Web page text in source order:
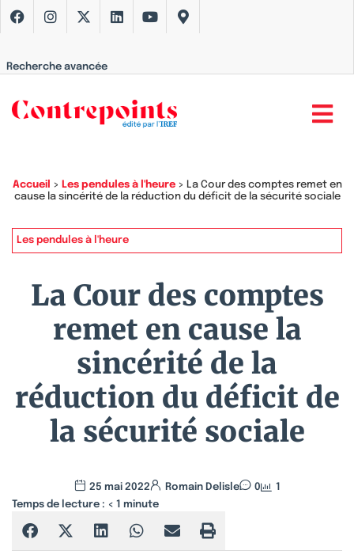
Recherche avancée
Accueil > Les pendules à l'heure> La Cour des comptes remet en
cause la sincérité de la réduction du déficit de la sécurité sociale
Les pendules à l'heure
La Cour des comptes
remet en cause la
sincérité de la
réduction du déficit de
la sécurité sociale
25 mai 2022 Romain Delisle 0
1
Temps de lecture : < 1 minute